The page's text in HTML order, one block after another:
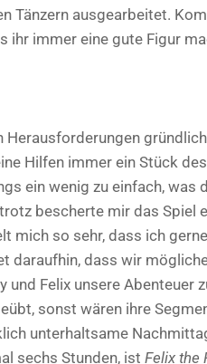
Tänzern ausgearbeitet.
ihr immer eine gute Figur
Hilfen immer ein Stück
ein wenig zu einfach, was
bescherte mir das Spiel
mich so sehr, dass ich
daraufhin, dass wir
Felix unsere Abenteuer
sonst wären ihre
unterhaltsame
sechs Stunden, ist Felix the